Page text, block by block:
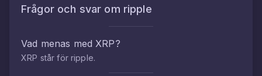
Frågor och svar om ripple
Vad menas medXRP?
XRP står för ripple.